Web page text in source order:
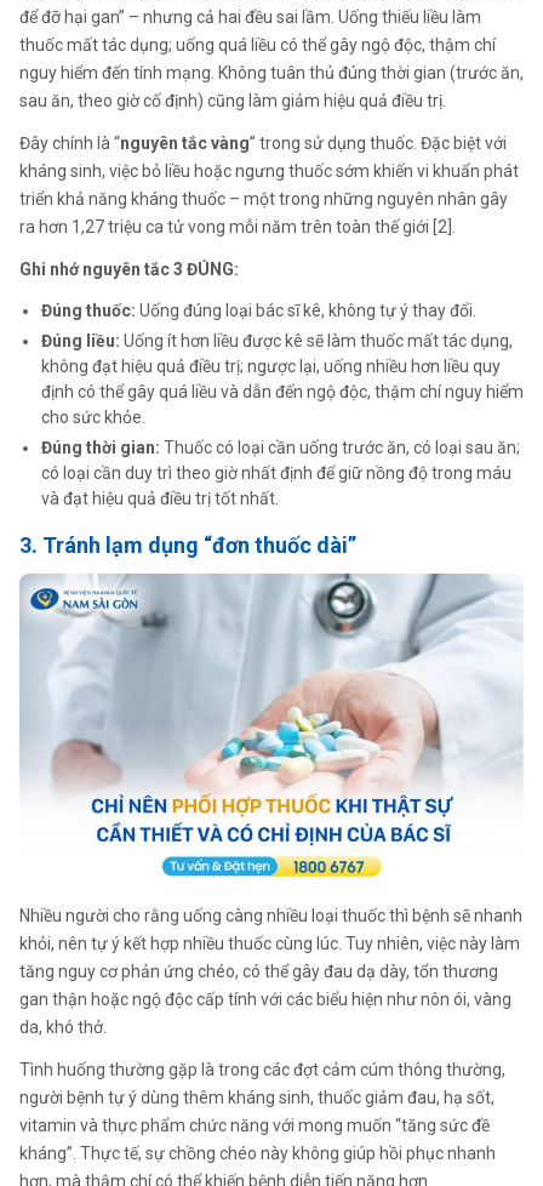
để đỡ hại gan” – nhưng cả hai đều sai lầm. Uống thiếu liều làm
thuốc mất tác dụng; uống quá liều có thể gây ngộ độc, thậm chí
nguy hiểm đến tính mạng. Không tuân thủ đúng thời gian (trước ăn,
sau ăn, theo giờ cố định) cũng làm giảm hiệu quả điều trị.
Đây chính là “nguyên tắc vàng” trong sử dụng thuốc. Đặc biệt với
kháng sinh, việc bỏ liều hoặc ngưng thuốc sớm khiến vi khuẩn phát
triển khả năng kháng thuốc – một trong những nguyên nhân gây
ra hơn 1,27 triệu ca tử vong mỗi năm trên toàn thế giới [2].
Ghi nhớ nguyên tắc 3 ĐÚNG:
Đúng thuốc: Uống đúng loại bác sĩ kê, không tự ý thay đổi.
Đúng liều: Uống ít hơn liều được kê sẽ làm thuốc mất tác dụng,
không đạt hiệu quả điều trị; ngược lại, uống nhiều hơn liều quy
định có thể gây quá liều và dẫn đến ngộ độc, thậm chí nguy hiểm
cho sức khỏe.
Đúng thời gian: Thuốc có loại cần uống trước ăn, có loại sau ăn;
có loại cần duy trì theo giờ nhất định để giữ nồng độ trong máu
và đạt hiệu quả điều trị tốt nhất.
3. Tránh lạm dụng “đơn thuốc dài”
Nhiều người cho rằng uống càng nhiều loại thuốc thì bệnh sẽ nhanh
khỏi, nên tự ý kết hợp nhiều thuốc cùng lúc. Tuy nhiên, việc này làm
tăng nguy cơ phản ứng chéo, có thể gây đau dạ dày, tổn thương
gan thận hoặc ngộ độc cấp tính với các biểu hiện như nôn ói, vàng
da, khó thở.
Tình huống thường gặp là trong các đợt cảm cúm thông thường,
người bệnh tự ý dùng thêm kháng sinh, thuốc giảm đau, hạ sốt,
vitamin và thực phẩm chức năng với mong muốn “tăng sức đề
kháng”. Thực tế, sự chồng chéo này không giúp hồi phục nhanh
hơn, mà thậm chí có thể khiến bệnh diễn tiến nặng hơn.